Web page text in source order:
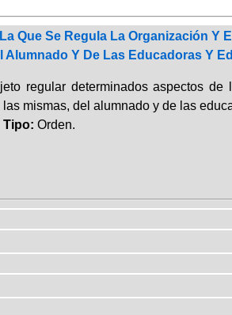
Que Se Regula La Organización
Alumnado Y De Las Educadoras Y
regular determinados aspectos
mismas, del alumnado y de las
Tipo: Orden.